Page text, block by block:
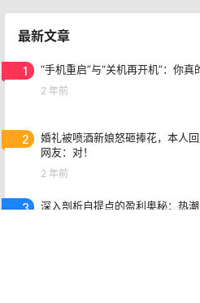
最新文章
1 “手机重启”与“关机再开机”：你真
2 年前
2
婚礼被喷酒新娘怒砸捧花，本人
网友：对！
2 年前
3 深入剖析自提点的盈利奥秘：热